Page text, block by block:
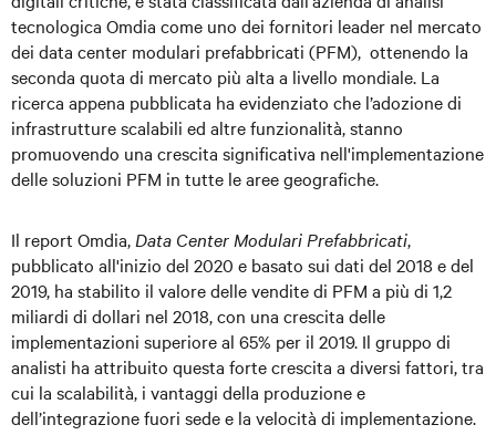
tecnologica Omdia come uno dei fornitori leader nel mercato
dei data center modulari prefabbricati (PFM), ottenendo la
seconda quota di mercato più alta a livello mondiale. La
ricerca appena pubblicata ha evidenziato che l’adozione di
infrastrutture scalabili ed altre funzionalità, stanno
promuovendo una crescita significativa nell'implementazione
delle soluzioni PFM in tutte le aree geografiche.
Il report Omdia, Data Center Modulari Prefabbricati,
pubblicato all'inizio del 2020 e basato sui dati del 2018 e del
2019, ha stabilito il valore delle vendite di PFM a più di 1,2
miliardi di dollari nel 2018, con una crescita delle
implementazioni superiore al 65% per il 2019. Il gruppo di
analisti ha attribuito questa forte crescita a diversi fattori, tra
cui la scalabilità, i vantaggi della produzione e
dell’integrazione fuori sede e la velocità di implementazione.